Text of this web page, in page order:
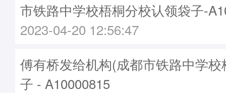
市铁路中学校梧桐分校认领袋子-
2023-04-20 12:56:47
傅有桥发给机构(成都市铁路中学
子 - A10000815